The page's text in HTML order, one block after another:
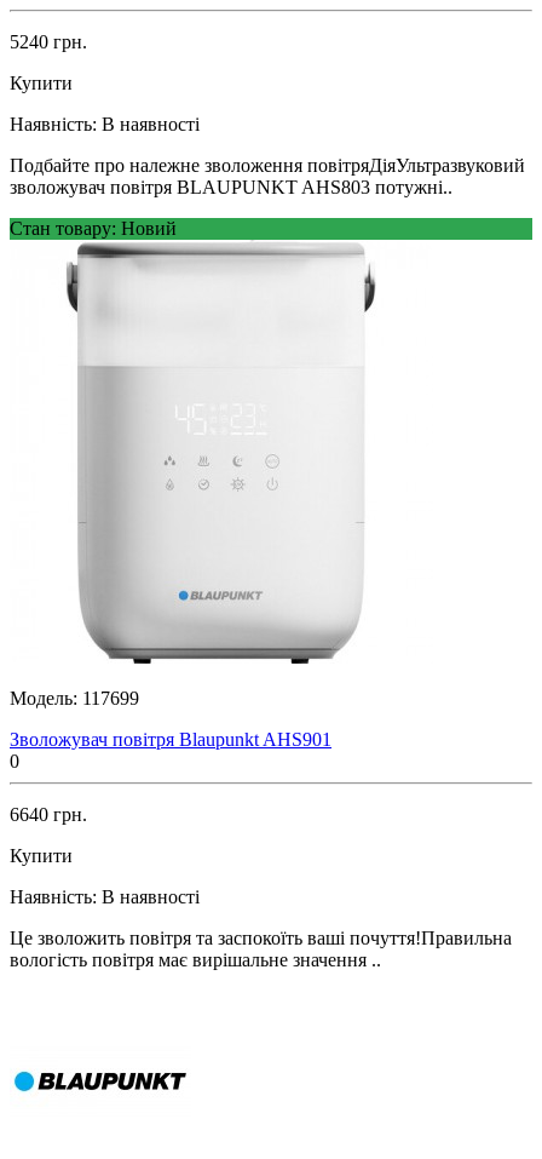
5240 грн.
Купити
Наявність: В наявності
Подбайте про належне зволоження повітряДіяУльтразвуковий
зволожувач повітря BLAUPUNKT AHS803 потужні..
Стан товару: Новий
Модель: 117699
Зволожувач повітря Blaupunkt AHS901
0
6640 грн.
Купити
Наявність: В наявності
Це зволожить повітря та заспокоїть ваші почуття!Правильна
вологість повітря має вирішальне значення ..